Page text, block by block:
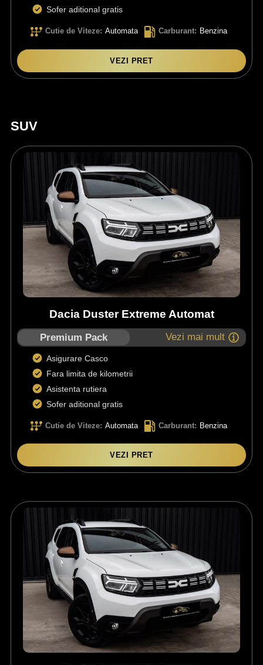
Sofer aditional gratis
Cutie de Viteze: Automata Carburant: Benzina
VEZI PRET
SUV
Dacia Duster Extreme Automat
Premium Pack Vezi mai mult
Asigurare Casco
Fara limita de kilometrii
Asistenta rutiera
Sofer aditional gratis
Cutie de Viteze: Automata Carburant: Benzina
VEZI PRET